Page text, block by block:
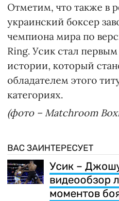
Отметим, что также в
украинский боксер
чемпиона мира по
Ring. Усик стал
истории, который
обладателем этого
категориях.
(фото – Matchroom
ВАС ЗАИНТЕРЕСУЕТ
Усик –
видеообзор
моментов